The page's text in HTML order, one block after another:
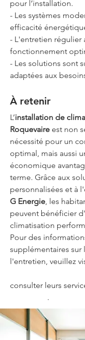
pour l’installation.
- Les systèmes
efficacité
- L'entretien régulier
fonctionnement
- Les solutions sont
adaptées aux
À retenir
L’installation de
Roquevaire est non
nécessité pour un
optimal, mais aussi
économique
terme. Grâce aux
personnalisées et à
G Energie, les
peuvent bénéficier
climatisation
Pour des
supplémentaires sur
l'entretien, veuillez
consulter leurs
.